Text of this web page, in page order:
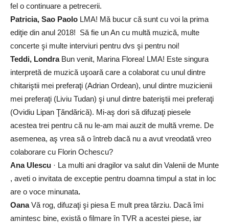
fel o continuare a petrecerii.
Patricia, Sao Paolo LMA! Mă bucur că sunt cu voi la prima
ediţie din anul 2018! Să fie un An cu multă muzică, multe
concerte şi multe interviuri pentru dvs şi pentru noi!
Teddi, Londra Bun venit, Marina Florea! LMA! Este singura
interpretă de muzică uşoară care a colaborat cu unul dintre
chitariştii mei preferaţi (Adrian Ordean), unul dintre muzicienii
mei preferaţi (Liviu Tudan) şi unul dintre bateriştii mei preferaţi
(Ovidiu Lipan Ţăndărică). Mi-aş dori să difuzaţi piesele
acestea trei pentru că nu le-am mai auzit de multă vreme. De
asemenea, aş vrea să o întreb dacă nu a avut vreodată vreo
colaborare cu Florin Ochescu?
Ana Ulescu · La multi ani dragilor va salut din Valenii de Munte
, aveti o invitata de exceptie pentru doamna timpul a stat in loc
are o voce minunata.
OanaVă rog, difuzaţi şi piesa E mult prea târziu. Dacă îmi
amintesc bine, există o filmare în TVR a acestei piese, iar